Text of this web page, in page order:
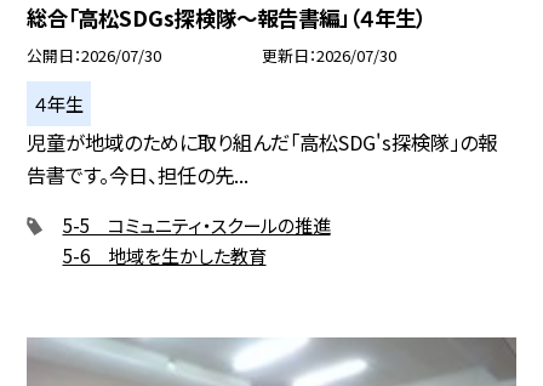
総合「高松SDGs探検隊〜報告書編」（４年生）
公開日 2026/07/30 更新日 2026/07/30
４年生
児童が地域のために取り組んだ「高松SDG's探検隊」の報
告書です。今日、担任の先...
5-5 コミュニティ・スクールの推進
5-6 地域を生かした教育